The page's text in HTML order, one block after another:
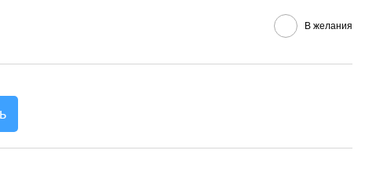
В желания